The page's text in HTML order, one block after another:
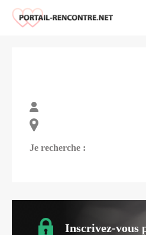
Je recherche :
Inscrivez-vous